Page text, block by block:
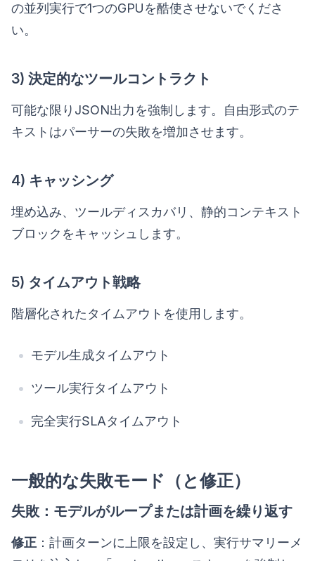
の並列実行で1つのGPUを酷使させないでくださ
い。
3) 決定的なツールコントラクト
可能な限りJSON出力を強制します。自由形式のテ
キストはパーサーの失敗を増加させます。
4) キャッシング
埋め込み、ツールディスカバリ、静的コンテキスト
ブロックをキャッシュします。
5) タイムアウト戦略
階層化されたタイムアウトを使用します。
モデル生成タイムアウト
ツール実行タイムアウト
完全実行SLAタイムアウト
一般的な失敗モード（と修正）
失敗：モデルがループまたは計画を繰り返す
修正 ：計画ターンに上限を設定し、実行サマリーメ